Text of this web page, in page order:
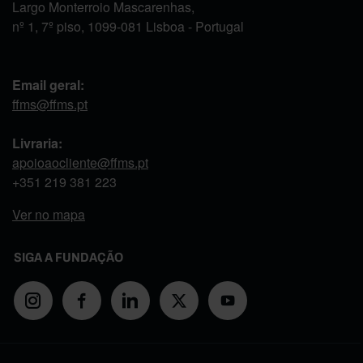
Largo Monterroio Mascarenhas,
nº 1, 7º piso, 1099-081 Lisboa - Portugal
Email geral:
ffms@ffms.pt
Livraria:
apoioaocliente@ffms.pt
+351 219 381 223
Ver no mapa
SIGA A FUNDAÇÃO